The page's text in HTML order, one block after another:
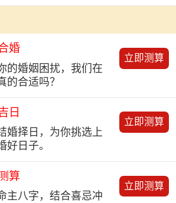
婚
的婚姻困扰，我们在
的合适吗？
立即测算
日
婚择日，为你挑选上
好日子。
立即测算
算
主八字，结合喜忌冲
立即测算